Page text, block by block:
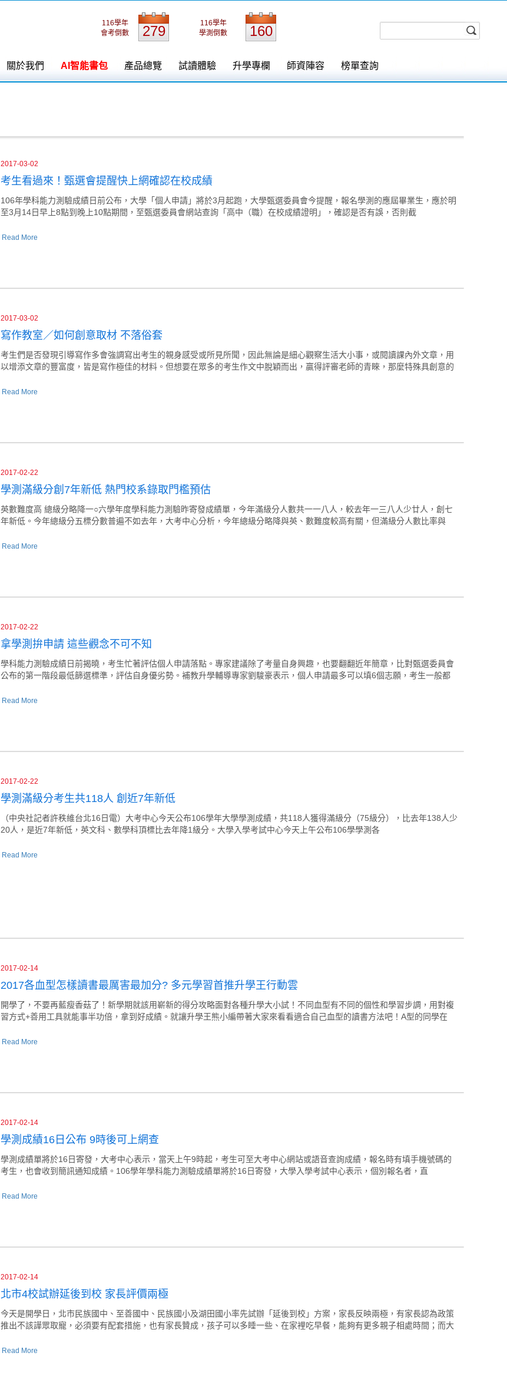
關於我們 AI智能書包 產品總覽 試讀體驗 升學專欄 師資陣容 榜單查詢
116學年
會考倒數
279
116學年
學測倒數
160
2017-03-02
考生看過來！甄選會提醒快上網確認在校成績
106年學科能力測驗成績日前公布，大學「個人申請」將於3月起跑，大學甄選委員會今提醒，報名學測的應屆畢業生，應於明
至3月14日早上8點到晚上10點期間，至甄選委員會網站查詢「高中（職）在校成績證明」，確認是否有誤，否則截
Read More
2017-03-02
寫作教室／如何創意取材 不落俗套
考生們是否發現引導寫作多會強調寫出考生的親身感受或所見所聞，因此無論是細心觀察生活大小事，或閱讀課內外文章，用
以增添文章的豐富度，皆是寫作極佳的材料。但想要在眾多的考生作文中脫穎而出，贏得評審老師的青睞，那麼特殊具創意的
Read More
2017-02-22
學測滿級分創7年新低 熱門校系錄取門檻預估
英數難度高 總級分略降一○六學年度學科能力測驗昨寄發成績單，今年滿級分人數共一一八人，較去年一三八人少廿人，創七
年新低。今年總級分五標分數普遍不如去年，大考中心分析，今年總級分略降與英、數難度較高有關，但滿級分人數比率與
Read More
2017-02-22
拿學測拚申請 這些觀念不可不知
學科能力測驗成績日前揭曉，考生忙著評估個人申請落點。專家建議除了考量自身興趣，也要翻翻近年簡章，比對甄選委員會
公布的第一階段最低篩選標準，評估自身優劣勢。補教升學輔導專家劉駿豪表示，個人申請最多可以填6個志願，考生一般都
Read More
2017-02-22
學測滿級分考生共118人 創近7年新低
（中央社記者許秩維台北16日電）大考中心今天公布106學年大學學測成績，共118人獲得滿級分（75級分），比去年138人少
20人，是近7年新低，英文科、數學科頂標比去年降1級分。大學入學考試中心今天上午公布106學學測各
Read More
2017-02-14
2017各血型怎樣讀書最厲害最加分? 多元學習首推升學王行動雲
開學了，不要再藍瘦香菇了！新學期就該用嶄新的得分攻略面對各種升學大小試！不同血型有不同的個性和學習步調，用對複
習方式+善用工具就能事半功倍，拿到好成績。就讓升學王熊小編帶著大家來看看適合自己血型的讀書方法吧！A型的同學在
Read More
2017-02-14
學測成績16日公布 9時後可上網查
學測成績單將於16日寄發，大考中心表示，當天上午9時起，考生可至大考中心網站或語音查詢成績，報名時有填手機號碼的
考生，也會收到簡訊通知成績。106學年學科能力測驗成績單將於16日寄發，大學入學考試中心表示，個別報名者，直
Read More
2017-02-14
北市4校試辦延後到校 家長評價兩極
今天是開學日，北市民族國中、至善國中、民族國小及湖田國小率先試辦「延後到校」方案，家長反映兩極，有家長認為政策
推出不該譁眾取寵，必須要有配套措施，也有家長贊成，孩子可以多睡一些、在家裡吃早餐，能夠有更多親子相處時間；而大
Read More